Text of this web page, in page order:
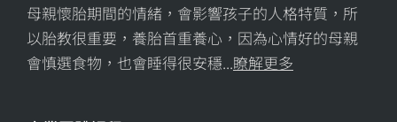
母親懷胎期間的情緒，會影響孩子的人格特質，所
以胎教很重要，養胎首重養心，因為心情好的母親
會慎選食物，也會睡得很安穩...瞭解更多